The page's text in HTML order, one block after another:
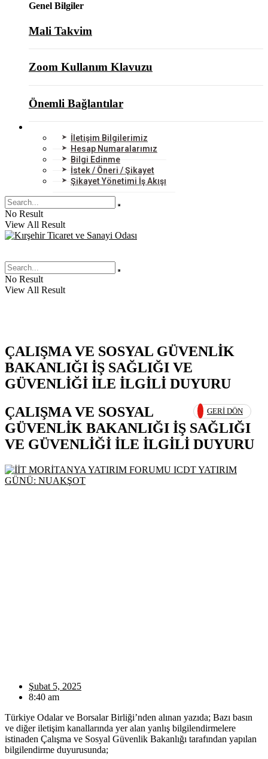
Genel Bilgiler
Mali Takvim
Zoom Kullanım Klavuzu
Önemli Bağlantılar
İletişim Bilgilerimiz
Hesap Numaralarımız
Bilgi Edinme
İstek / Öneri / Şikayet
Şikayet Yönetimi İş Akışı
No Result
View All Result
No Result
View All Result
ÇALIŞMA VE SOSYAL GÜVENLİK
BAKANLIĞI İŞ SAĞLIĞI VE
GÜVENLİĞİ İLE İLGİLİ DUYURU
GERI DÖN
ÇALIŞMA VE SOSYAL
GÜVENLİK BAKANLIĞI İŞ SAĞLIĞI
VE GÜVENLİĞİ İLE İLGİLİ DUYURU
Şubat 5, 2025
8:40 am
Türkiye Odalar ve Borsalar Birliği’nden alınan yazıda; Bazı basın
ve diğer iletişim kanallarında yer alan yanlış bilgilendirmelere
istinaden Çalışma ve Sosyal Güvenlik Bakanlığı tarafından yapılan
bilgilendirme duyurusunda;